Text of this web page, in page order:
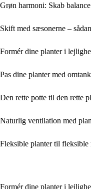
Grøn harmoni: Skab
Skift med sæsonerne –
Formér dine planter i
Pas dine planter med
Den rette potte til den rette
Naturlig ventilation med
Fleksible planter til fleksible
Formér dine planter i